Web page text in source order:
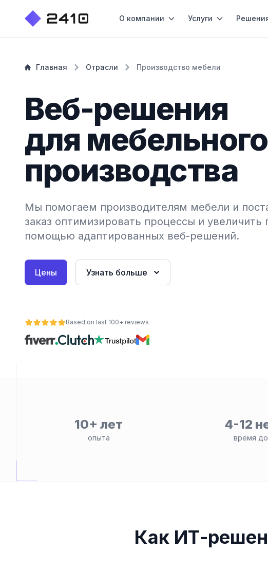
О компании Услуги
Главная Отрасли Производство мебели
Веб-решения
для мебельного
производства
Мы помогаем производителям мебели и
заказ оптимизировать процессы и увеличить
помощью адаптированных веб-решений.
Цены Узнать больше
Based on last 100+ reviews
10+ лет
опыта
4-12
время
Как ИТ-